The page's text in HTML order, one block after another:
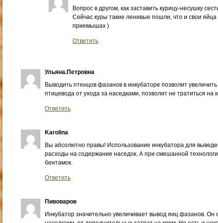
Вопрос в другом, как заставить курицу-несушку
Сейчас куры такие ленивые пошли, что и свои
приемышах )
Ответить
Ульяна.Петровна
Выводить птенцов фазанов в инкубаторе позволит
птицевода от ухода за наседками, позволит не тратиться
Ответить
Karolina
Вы абсолютно правы! Использование инкубатора для
расходы на содержание наседок. А при смешанной
бентамок.
Ответить
Пивоваров
Инкубатор значительно увеличивает вывод яиц фазанов. Он